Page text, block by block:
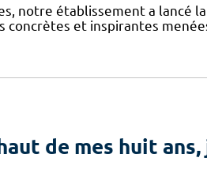
notre établissement a lancé
concrètes et inspirantes
de mes huit